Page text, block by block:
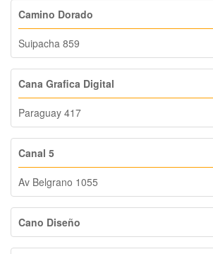
Camino Dorado
Suipacha 859
Cana Grafica Digital
Paraguay 417
Canal 5
Av Belgrano 1055
Cano Diseño